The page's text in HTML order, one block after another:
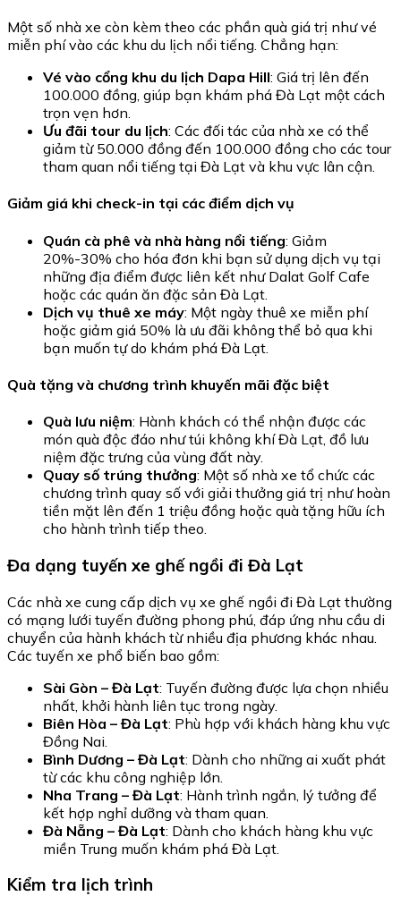
Một số nhà xe còn kèm theo các phần quà giá trị như vé
miễn phí vào các khu du lịch nổi tiếng. Chẳng hạn:
Vé vào cổng khu du lịch Dapa Hill: Giá trị lên đến
100.000 đồng, giúp bạn khám phá Đà Lạt một cách
trọn vẹn hơn.
Ưu đãi tour du lịch: Các đối tác của nhà xe có thể
giảm từ 50.000 đồng đến 100.000 đồng cho các tour
tham quan nổi tiếng tại Đà Lạt và khu vực lân cận.
Giảm giá khi check-in tại các điểm dịch vụ
Quán cà phê và nhà hàng nổi tiếng: Giảm
20%-30% cho hóa đơn khi bạn sử dụng dịch vụ tại
những địa điểm được liên kết như Dalat Golf Cafe
hoặc các quán ăn đặc sản Đà Lạt.
Dịch vụ thuê xe máy: Một ngày thuê xe miễn phí
hoặc giảm giá 50% là ưu đãi không thể bỏ qua khi
bạn muốn tự do khám phá Đà Lạt.
Quà tặng và chương trình khuyến mãi đặc biệt
Quà lưu niệm: Hành khách có thể nhận được các
món quà độc đáo như túi không khí Đà Lạt, đồ lưu
niệm đặc trưng của vùng đất này.
Quay số trúng thưởng: Một số nhà xe tổ chức các
chương trình quay số với giải thưởng giá trị như hoàn
tiền mặt lên đến 1 triệu đồng hoặc quà tặng hữu ích
cho hành trình tiếp theo.
Đa dạng tuyến xe ghế ngồi đi Đà Lạt
Các nhà xe cung cấp dịch vụ xe ghế ngồi đi Đà Lạt thường
có mạng lưới tuyến đường phong phú, đáp ứng nhu cầu di
chuyển của hành khách từ nhiều địa phương khác nhau.
Các tuyến xe phổ biến bao gồm:
Sài Gòn – Đà Lạt: Tuyến đường được lựa chọn nhiều
nhất, khởi hành liên tục trong ngày.
Biên Hòa – Đà Lạt: Phù hợp với khách hàng khu vực
Đồng Nai.
Bình Dương – Đà Lạt: Dành cho những ai xuất phát
từ các khu công nghiệp lớn.
Nha Trang – Đà Lạt: Hành trình ngắn, lý tưởng để
kết hợp nghỉ dưỡng và tham quan.
Đà Nẵng – Đà Lạt: Dành cho khách hàng khu vực
miền Trung muốn khám phá Đà Lạt.
Kiểm tra lịch trình